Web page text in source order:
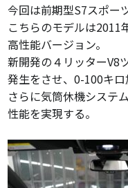
今回は前期型S7スポー
こちらのモデルは2011
高性能バージョン。
新開発の４リッターV8
発生をさせ、0-100キロ
さらに気筒休機システ
性能を実現する。